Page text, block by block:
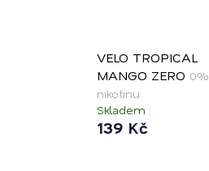
VELO TROPICAL
MANGO ZERO 0%
nikotinu
Skladem
139 Kč